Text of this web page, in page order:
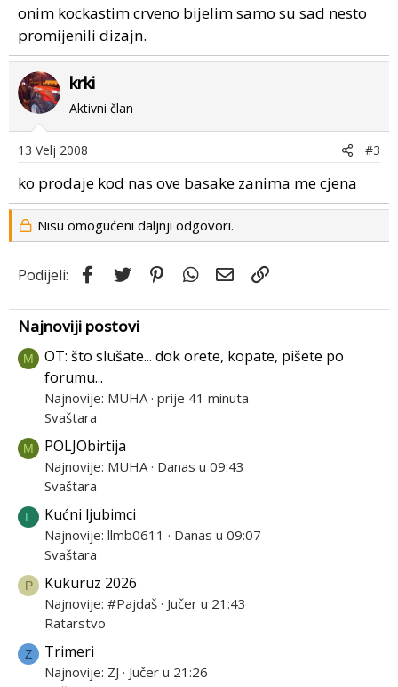
onim kockastim crveno bijelim samo su sad nesto
promijenili dizajn.
krki
Aktivni član
13 Velj 2008 #3
ko prodaje kod nas ove basake zanima me cjena
Nisu omogućeni daljnji odgovori.
Podijeli: Facebook
Twitter PinterestWhatsApp
Email
Najnoviji postovi
M
OT: što slušate... dok orete, kopate, pišete po
forumu...
Najnovije: MUHA prije 41 minuta
Svaštara
M POLJObirtija
Najnovije: MUHA Danas u 09:43
Svaštara
L Kućni ljubimci
Najnovije: llmb0611
Danas u 09:07
Svaštara
P Kukuruz 2026
Najnovije: #Pajdaš Jučer u 21:43
Ratarstvo
Z Trimeri
Najnovije: ZJ
Jučer u 21:26